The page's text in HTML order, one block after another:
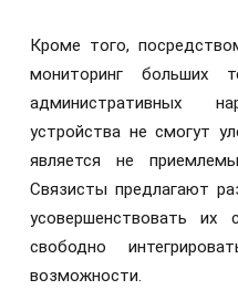
Кроме того,
мониторинг больших
административных
устройства не смогут
является не
Связисты предлагают
усовершенствовать
свободно
возможности.